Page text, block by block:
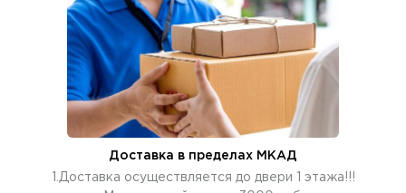
Доставка в пределах МКАД
1.Доставка осуществляется до двери 1 этажа!!!